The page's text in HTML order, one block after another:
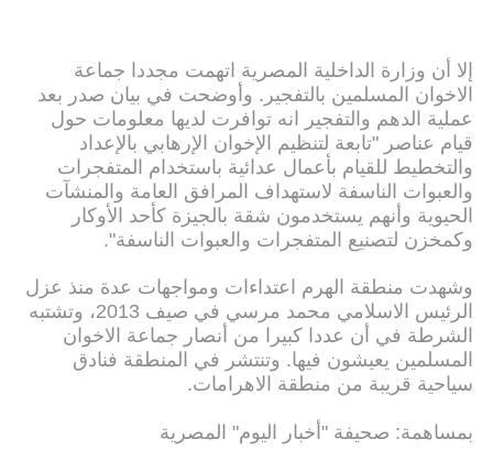
إلا أن وزارة الداخلية المصرية اتهمت مجددا جماعة
الاخوان المسلمين بالتفجير. وأوضحت في بيان صدر بعد
عملية الدهم والتفجير انه توافرت لديها معلومات حول
قيام عناصر "تابعة لتنظيم الإخوان الإرهابي بالإعداد
والتخطيط للقيام بأعمال عدائية باستخدام المتفجرات
والعبوات الناسفة لاستهداف المرافق العامة والمنشآت
الحيوية وأنهم يستخدمون شقة بالجيزة كأحد الأوكار
وكمخزن لتصنيع المتفجرات والعبوات الناسفة".
وشهدت منطقة الهرم اعتداءات ومواجهات عدة منذ عزل
الرئيس الاسلامي محمد مرسي في صيف 2013، وتشتبه
الشرطة في أن عددا كبيرا من أنصار جماعة الاخوان
المسلمين يعيشون فيها. وتنتشر في المنطقة فنادق
سياحية قريبة من منطقة الاهرامات.
بمساهمة: صحيفة "أخبار اليوم" المصرية